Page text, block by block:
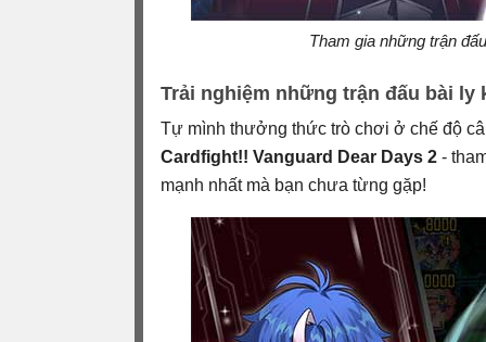
Tham gia những trận
Trải nghiệm những trận đấu bài ly
Tự mình thưởng thức trò chơi ở chế độ
Cardfight!! Vanguard Dear Days 2 -
mạnh nhất mà bạn chưa từng gặp!